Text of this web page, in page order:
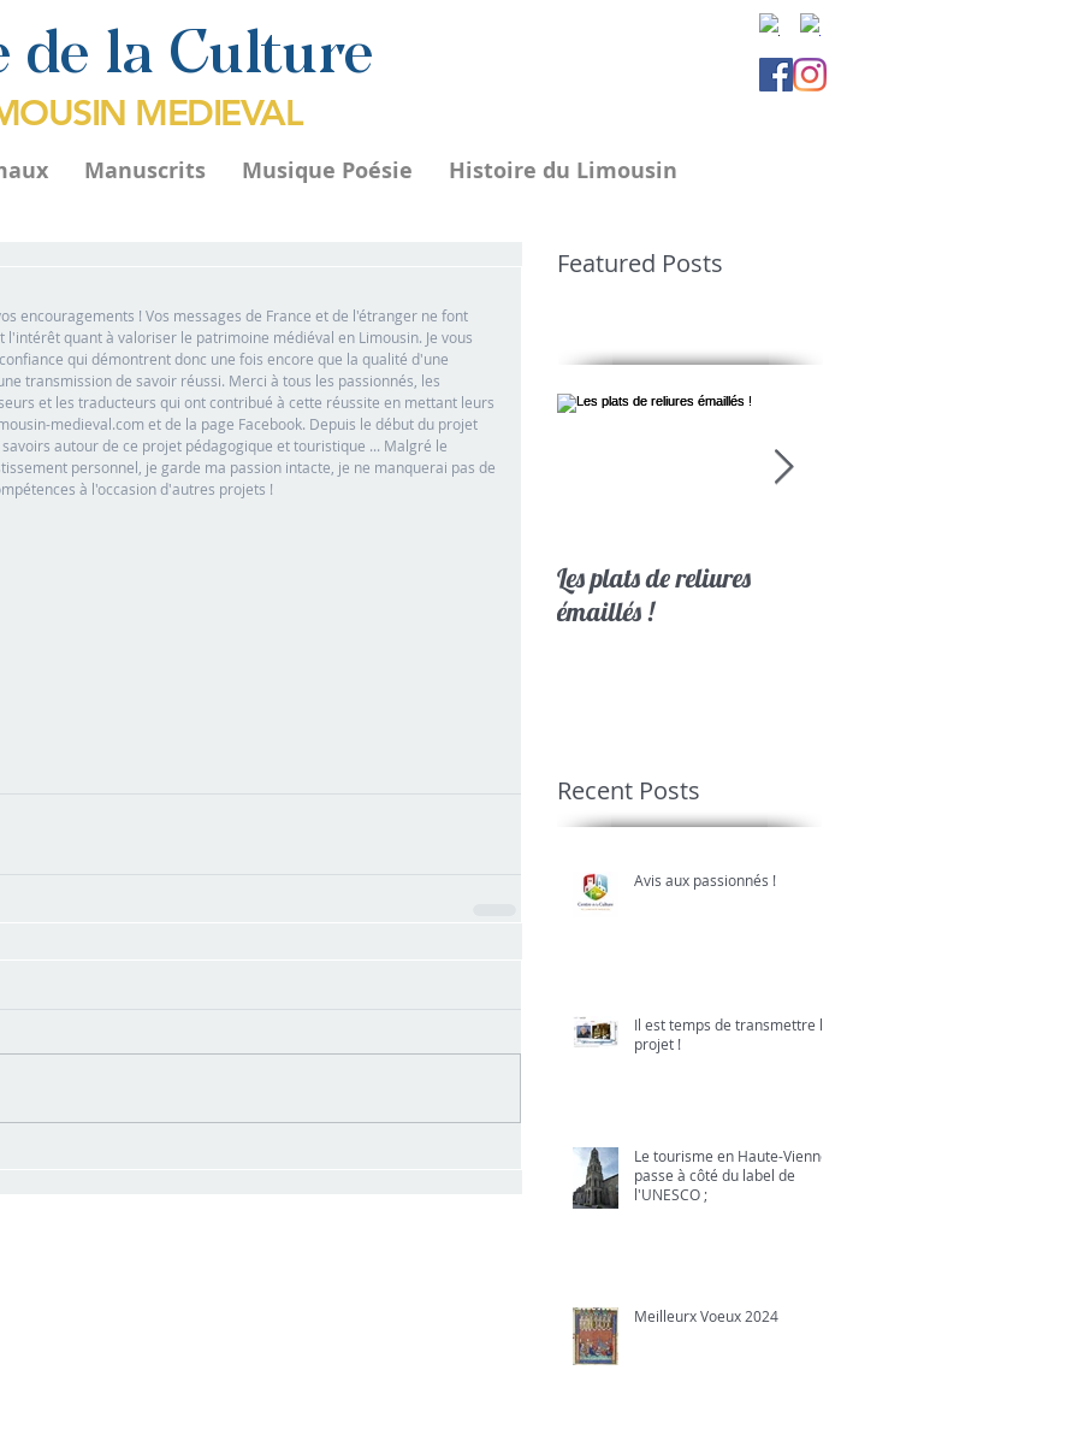
de la Culture
MEDIEVAL
Manuscrits Musique Poésie Histoire du Limousin
encouragements ! Vos messages de France et de l'étranger ne font
quant à valoriser le patrimoine médiéval en Limousin. Je vous
qui démontrent donc une fois encore que la qualité d'une
transmission de savoir réussi. Merci à tous les passionnés, les
et les traducteurs qui ont contribué à cette réussite en mettant leurs
medieval.com et de la page Facebook. Depuis le début du projet
autour de ce projet pédagogique et touristique ... Malgré le
personnel, je garde ma passion intacte, je ne manquerai pas de
à l'occasion d'autres projets !
Featured Posts
Les plats de reliures
émaillés !
Recent Posts
Avis aux passionnés !
Il est temps de transmettre le
projet !
Le tourisme en Haute-Vienne
passe à côté du label de
l'UNESCO ;
Meilleurx Voeux 2024